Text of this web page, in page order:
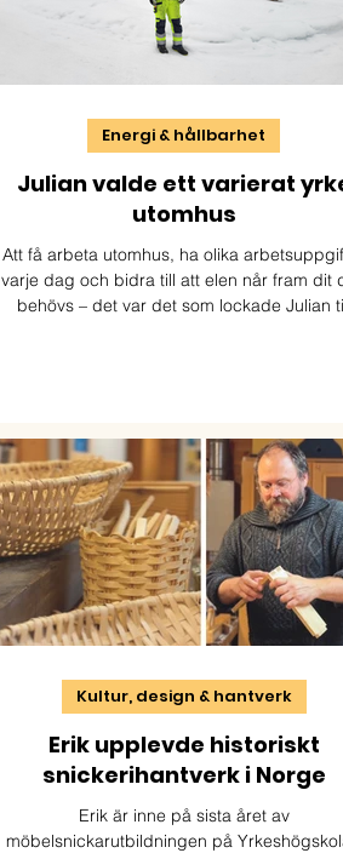
Julian valde ett varierat
utomhus
Att få arbeta utomhus, ha olika
varje dag och bidra till att elen når fram dit
behövs – det var det som lockade Julian
Energi & hållbarhet
Erik upplevde historiskt
snickerihantverk i Norge
Erik är inne på sista året av
möbelsnickarutbildningen på
Kultur, design & hantverk